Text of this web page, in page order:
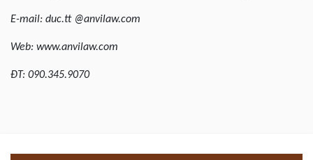
E-mail: duc.tt @anvilaw.com
Web: www.anvilaw.com
ĐT: 090.345.9070